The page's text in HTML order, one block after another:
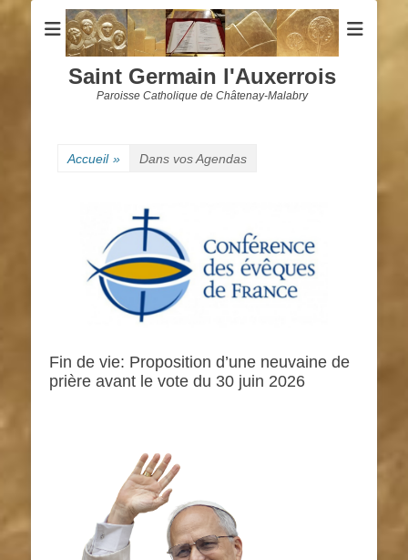
Saint Germain l'Auxerrois
Paroisse Catholique de Châtenay-Malabry
Accueil » Dans vos Agendas
Fin de vie: Proposition d’une neuvaine de
prière avant le vote du 30 juin 2026